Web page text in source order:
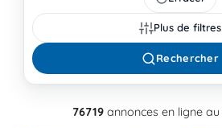
Plus de filtres
Rechercher
76719annonces en ligne au